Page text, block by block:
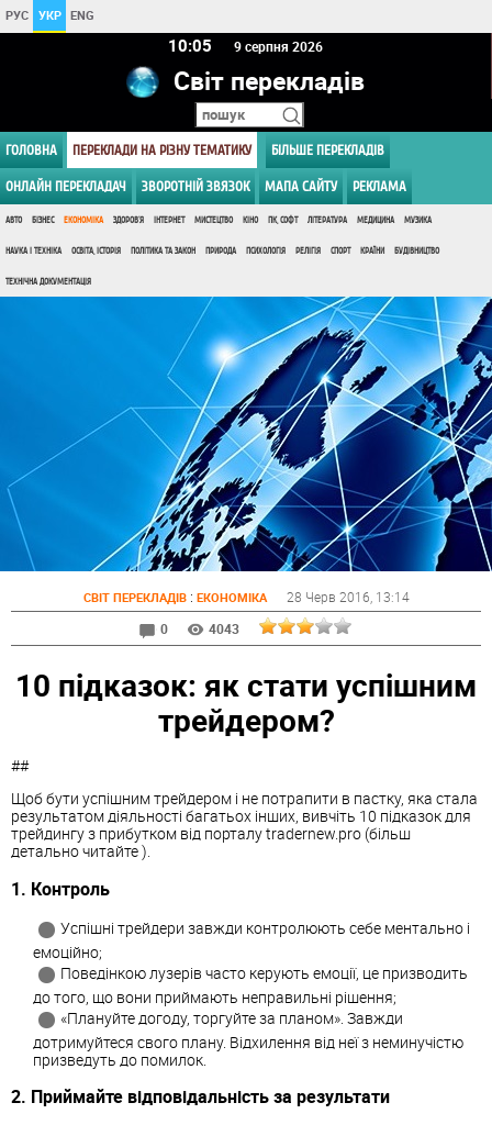
РУС УКР ENG
10:05 9 серпня 2026
Світ перекладів
ГОЛОВНА ПЕРЕКЛАДИ НА РІЗНУ ТЕМАТИКУ БІЛЬШЕ ПЕРЕКЛАДІВ
ОНЛАЙН ПЕРЕКЛАДАЧ ЗВОРОТНІЙ ЗВЯЗОК МАПА САЙТУ РЕКЛАМА
АВТО БІЗНЕС ЕКОНОМІКА ЗДОРОВ'Я ІНТЕРНЕТ МИСТЕЦТВО КІНО ПК, СОФТ ЛІТЕРАТУРА МЕДИЦИНА МУЗИКА
НАУКА І ТЕХНІКА ОСВІТА, ІСТОРІЯ ПОЛІТИКА ТА ЗАКОН ПРИРОДА ПСИХОЛОГІЯ РЕЛІГІЯ СПОРТ КРАЇНИ БУДІВНИЦТВО
ТЕХНІЧНА ДОКУМЕНТАЦІЯ
СВІТ ПЕРЕКЛАДІВ: ЕКОНОМІКА 28 Черв 2016 , 13:14
0
4043
10 підказок: як стати успішним
трейдером?
##
Щоб бути успішним трейдером і не потрапити в пастку, яка стала
результатом діяльності багатьох інших, вивчіть 10 підказок для
трейдингу з прибутком від порталу tradernew.pro (більш
детально читайте ).
1. Контроль
Успішні трейдери завжди контролюють себе ментально і
емоційно;
Поведінкою лузерів часто керують емоції, це призводить
до того, що вони приймають неправильні рішення;
«Плануйте догоду, торгуйте за планом». Завжди
дотримуйтеся свого плану. Відхилення від неї з неминучістю
призведуть до помилок.
2. Приймайте відповідальність за результати